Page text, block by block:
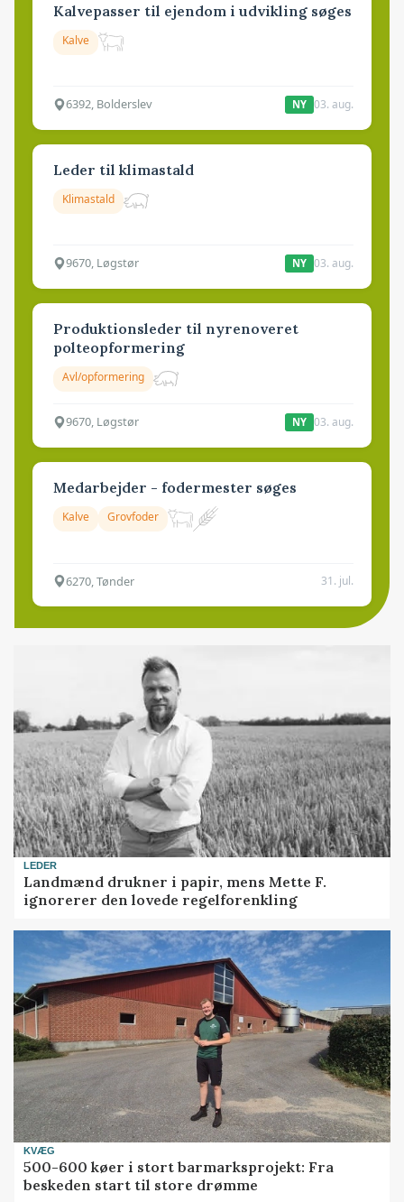
Kalvepasser til ejendom i udvikling søges
Kalve
6392, Bolderslev NY 03. aug.
Leder til klimastald
Klimastald
9670, Løgstør NY 03. aug.
Produktionsleder til nyrenoveret
polteopformering
Avl/opformering
9670, Løgstør NY 03. aug.
Medarbejder - fodermester søges
Kalve Grovfoder
6270, Tønder 31. jul.
LEDER
Landmænd drukner i papir, mens Mette F.
ignorerer den lovede regelforenkling
KVÆG
500-600 køer i stort barmarksprojekt: Fra
beskeden start til store drømme